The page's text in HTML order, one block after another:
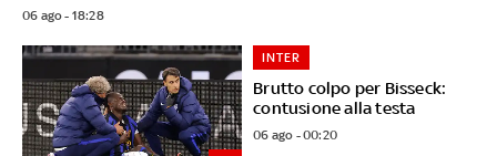
06 ago - 18:28
Brutto colpo per Bisseck:
contusione alla testa
INTER
06 ago - 00:20